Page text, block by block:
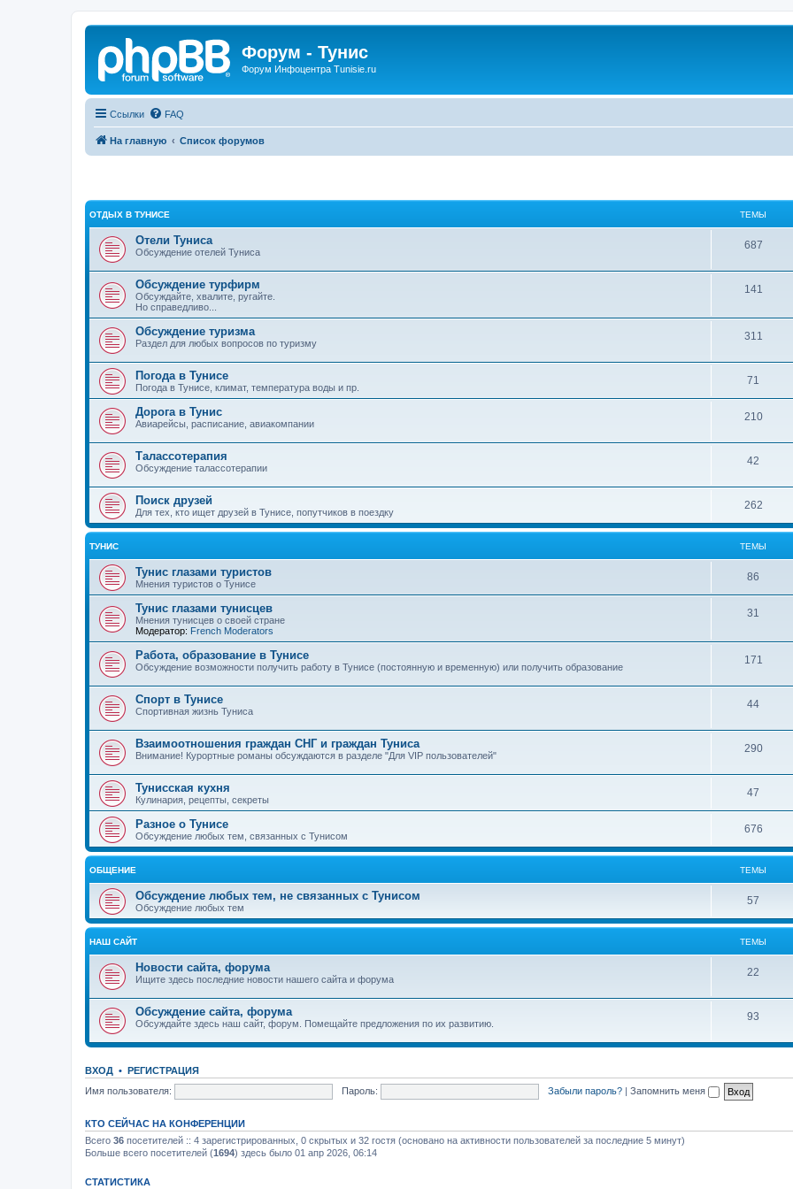
Форум - Тунис
Форум Инфоцентра Tunisie.ru
Ссылки FAQ
На главную Список форумов
ОТДЫХ В ТУНИСЕ ТЕМЫ
Отели Туниса
Обсуждение отелей Туниса
687
Обсуждение турфирм
Обсуждайте, хвалите, ругайте.
Но справедливо...
141
Обсуждение туризма
Раздел для любых вопросов по туризму
311
Погода в Тунисе
Погода в Тунисе, климат, температура воды и пр.
71
Дорога в Тунис
Авиарейсы, расписание, авиакомпании
210
Талассотерапия
Обсуждение талассотерапии
42
Поиск друзей
Для тех, кто ищет друзей в Тунисе, попутчиков в поездку
262
ТУНИС ТЕМЫ
Тунис глазами туристов
Мнения туристов о Тунисе
86
Тунис глазами тунисцев
Мнения тунисцев о своей стране
Модератор: French Moderators
31
Работа, образование в Тунисе
Обсуждение возможности получить работу в Тунисе (постоянную и временную) или получить образование
171
Спорт в Тунисе
Спортивная жизнь Туниса
44
Взаимоотношения граждан СНГ и граждан Туниса
Внимание! Курортные романы обсуждаются в разделе "Для VIP пользователей"
290
Тунисская кухня
Кулинария, рецепты, секреты
47
Разное о Тунисе
Обсуждение любых тем, связанных с Тунисом
676
ОБЩЕНИЕ ТЕМЫ
Обсуждение любых тем, не связанных с Тунисом
Обсуждение любых тем
57
НАШ САЙТ ТЕМЫ
Новости сайта, форума
Ищите здесь последние новости нашего сайта и форума
22
Обсуждение сайта, форума
Обсуждайте здесь наш сайт, форум. Помещайте предложения по их развитию.
93
ВХОД • РЕГИСТРАЦИЯ
Имя пользователя:
Пароль: Забыли пароль? | Запомнить меня
КТО СЕЙЧАС НА КОНФЕРЕНЦИИ
Всего 36 посетителей :: 4 зарегистрированных, 0 скрытых и 32 гостя (основано на активности пользователей за последние 5 минут)
Больше всего посетителей (1694) здесь было 01 апр 2026, 06:14
СТАТИСТИКА